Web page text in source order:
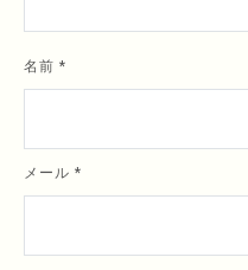
名前 *
メール *